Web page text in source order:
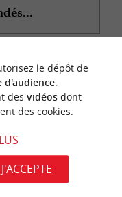
n
o
t
e
c
o
u
p
e
c
o
e
u
le dépôt de
d'audience.
des vidéosdont
des cookies.
J'ACCEPTE